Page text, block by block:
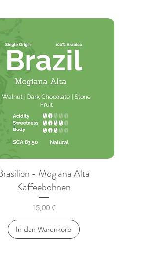
- Mogiana Alta
Kaffeebohnen
Preis
15,00 €
In den Warenkorb